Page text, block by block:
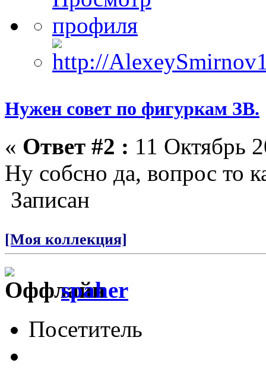
Нужен совет по фигуркам ЗВ.
« Ответ #2 : 11 Октябрь
Ну собсно да, вопрос то
Записан
[Моя коллекция]
spaher
Посетитель